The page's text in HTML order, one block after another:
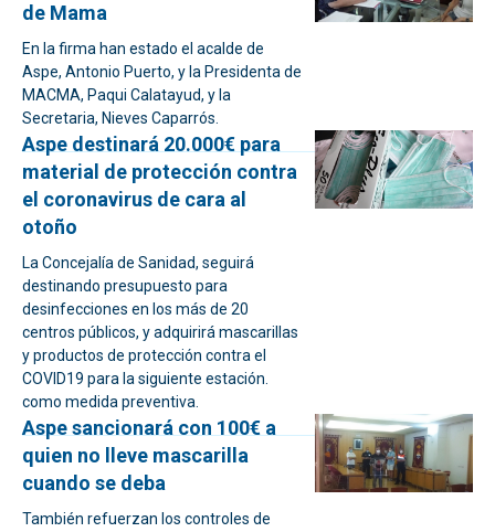
de Mama
En la firma han estado el acalde de
Aspe, Antonio Puerto, y la Presidenta de
MACMA, Paqui Calatayud, y la
Secretaria, Nieves Caparrós.
Aspe destinará 20.000€ para
material de protección contra
el coronavirus de cara al
otoño
La Concejalía de Sanidad, seguirá
destinando presupuesto para
desinfecciones en los más de 20
centros públicos, y adquirirá mascarillas
y productos de protección contra el
COVID19 para la siguiente estación.
como medida preventiva.
Aspe sancionará con 100€ a
quien no lleve mascarilla
cuando se deba
También refuerzan los controles de